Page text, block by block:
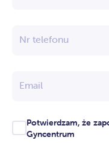
Nr telefonu
Email
Potwierdzam, że
Gyncentrum